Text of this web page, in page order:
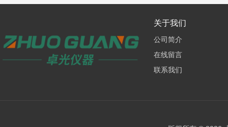
关于我们
公司简介
在线留言
联系我们